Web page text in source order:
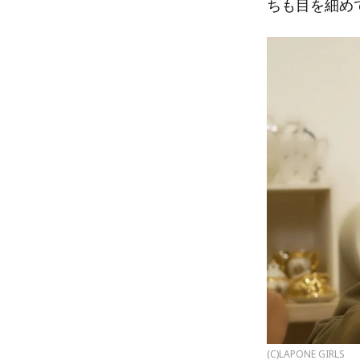
ちも目を細め
(C)LAPONE GIRLS